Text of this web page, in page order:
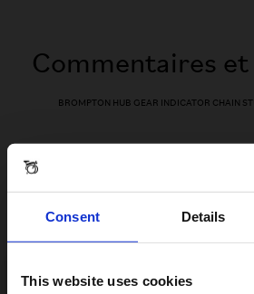
Consent Details
This website uses cookies
Commentaires
BROMPTON HUB GEAR INDICATOR CHAIN
Avis